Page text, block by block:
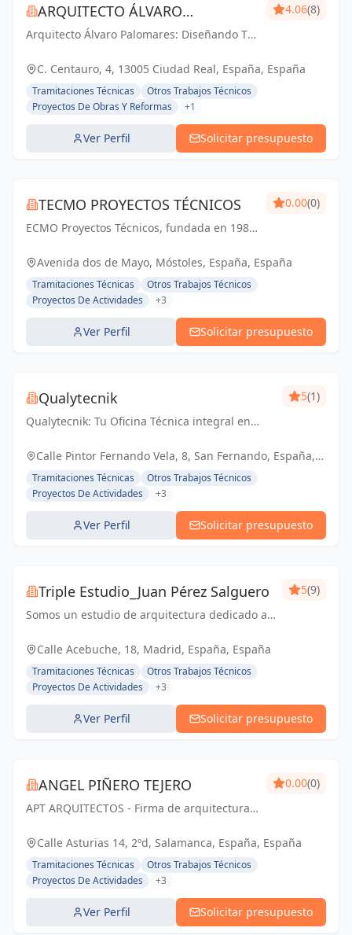
ARQUITECTO ÁLVARO
PALOMARES
Arquitecto Álvaro Palomares: Diseñando Tu
4.06(8)
C. Centauro, 4, 13005 Ciudad Real, España, España
Tramitaciones Técnicas
Otros Trabajos Técnicos
Proyectos De Obras Y Reformas
+1
Ver Perfil Solicitar presupuesto
TECMO PROYECTOS TÉCNICOS
ECMO Proyectos Técnicos, fundada en 1989,
experiencia en la elaboración y tramitación
de proyectos de ingeniería, tanto
industriales,...
0.00(0)
Avenida dos de Mayo, Móstoles, España, España
Tramitaciones Técnicas
Otros Trabajos Técnicos
Proyectos De Actividades
+3
Ver Perfil Solicitar presupuesto
Qualytecnik
Qualytecnik: Tu Oficina Técnica integral en
calidad, certificación energética y proyectos de
5(1)
Calle Pintor Fernando Vela, 8, San Fernando, España,
España
Tramitaciones Técnicas
Otros Trabajos Técnicos
Proyectos De Actividades
+3
Ver Perfil Solicitar presupuesto
Triple Estudio_Juan Pérez Salguero
Somos un estudio de arquitectura dedicado a
equipo propia para reformas integrales
5(9)
Calle Acebuche, 18, Madrid, España, España
Tramitaciones Técnicas
Otros Trabajos Técnicos
Proyectos De Actividades
+3
Ver Perfil Solicitar presupuesto
ANGEL PIÑERO TEJERO
APT ARQUITECTOS - Firma de arquitectura
0.00(0)
Calle Asturias 14, 2ºd, Salamanca, España, España
Tramitaciones Técnicas
Otros Trabajos Técnicos
Proyectos De Actividades
+3
Ver Perfil Solicitar presupuesto